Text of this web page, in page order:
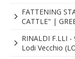
FATTENING
CATTLE" |
RINALDI F.LLI
Lodi Vecchio